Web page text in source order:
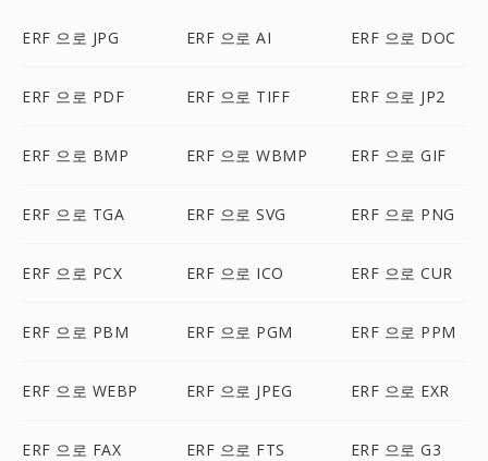
ERF 으로 JPG ERF 으로 AI ERF 으로 DOC
ERF 으로 PDF ERF 으로 TIFF ERF 으로 JP2
ERF 으로 BMP ERF 으로 WBMP ERF 으로 GIF
ERF 으로 TGA ERF 으로 SVG ERF 으로 PNG
ERF 으로 PCX ERF 으로 ICO ERF 으로 CUR
ERF 으로 PBM ERF 으로 PGM ERF 으로 PPM
ERF 으로 WEBP ERF 으로 JPEG ERF 으로 EXR
ERF 으로 FAX ERF 으로 FTS ERF 으로 G3